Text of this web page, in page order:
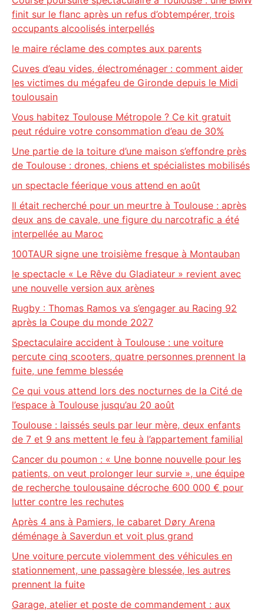
finit sur le flanc après un refus d’obtempérer, trois
occupants alcoolisés interpellés
le maire réclame des comptes aux parents
Cuves d’eau vides, électroménager : comment aider
les victimes du mégafeu de Gironde depuis le Midi
toulousain
Vous habitez Toulouse Métropole ? Ce kit gratuit
peut réduire votre consommation d’eau de 30%
Une partie de la toiture d’une maison s’effondre près
de Toulouse : drones, chiens et spécialistes mobilisés
un spectacle féerique vous attend en août
Il était recherché pour un meurtre à Toulouse : après
deux ans de cavale, une figure du narcotrafic a été
interpellée au Maroc
100TAUR signe une troisième fresque à Montauban
le spectacle « Le Rêve du Gladiateur » revient avec
une nouvelle version aux arènes
Rugby : Thomas Ramos va s’engager au Racing 92
après la Coupe du monde 2027
Spectaculaire accident à Toulouse : une voiture
percute cinq scooters, quatre personnes prennent la
fuite, une femme blessée
Ce qui vous attend lors des nocturnes de la Cité de
l’espace à Toulouse jusqu’au 20 août
Toulouse : laissés seuls par leur mère, deux enfants
de 7 et 9 ans mettent le feu à l’appartement familial
Cancer du poumon : « Une bonne nouvelle pour les
patients, on veut prolonger leur survie », une équipe
de recherche toulousaine décroche 600 000 € pour
lutter contre les rechutes
Après 4 ans à Pamiers, le cabaret Døry Arena
déménage à Saverdun et voit plus grand
Une voiture percute violemment des véhicules en
stationnement, une passagère blessée, les autres
prennent la fuite
Garage, atelier et poste de commandement : aux